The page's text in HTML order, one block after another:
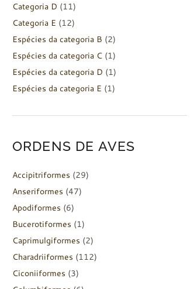
Categoria D (11)
Categoria E (12)
Espécies da categoria B (2)
Espécies da categoria C(1)
Espécies da categoria D (1)
Espécies da categoria E (1)
ORDENS DE AVES
Accipitriformes (29)
Anseriformes (47)
Apodiformes (6)
Bucerotiformes (1)
Caprimulgiformes (2)
Charadriiformes (112)
Ciconiiformes (3)